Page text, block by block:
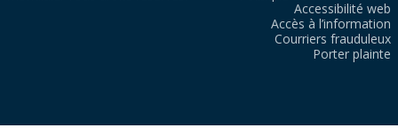
Accessibilité web
Accès à l’information
Courriers frauduleux
Porter plainte